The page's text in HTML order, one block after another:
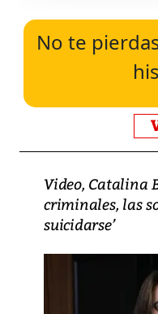
No te
Video, Catalina
criminales, las
suicidarse’